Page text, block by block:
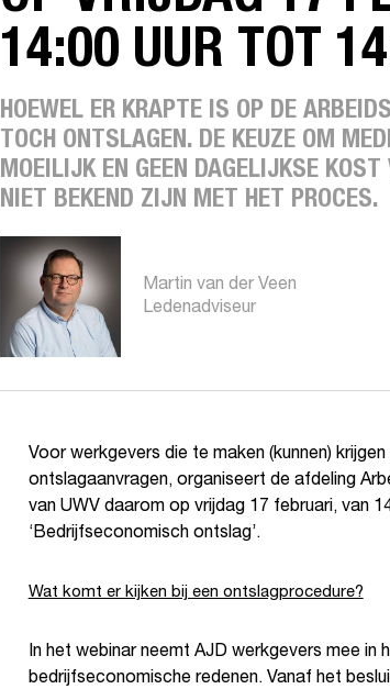
14:00 UUR TOT
HOEWEL ER KRAPTE IS OP DE
TOCH ONTSLAGEN. DE KEUZE OM
MOEILIJK EN GEEN DAGELIJKSE KOST
NIET BEKEND ZIJN MET HET PROCES.
Martin van der Veen
Ledenadviseur
Voor werkgevers die te maken (kunnen)
ontslagaanvragen, organiseert de afdeling
van UWV daarom op vrijdag 17 februari, van
‘Bedrijfseconomisch ontslag’.
Wat komt er kijken bij een ontslagprocedure?
In het webinar neemt AJD werkgevers mee
bedrijfseconomische redenen. Vanaf het